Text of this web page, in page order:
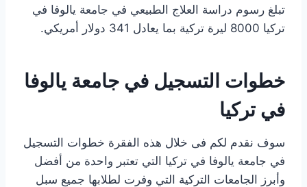
تبلغ رسوم دراسة العلاج الطبيعي في جامعة يالوفا في
تركيا 8000 ليرة تركية بما يعادل 341 دولار أمريكي.
خطوات التسجيل في جامعة يالوفا
في تركيا
سوف نقدم لكم فى خلال هذه الفقرة خطوات التسجيل
في جامعة يالوفا في تركيا التي تعتبر واحدة من أفضل
وأبرز الجامعات التركية التي وفرت لطلابها جميع سبل